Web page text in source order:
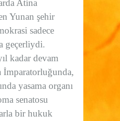
Atina
Yunan şehir
sadece
geçerliydi.
kadar devam
İmparatorluğunda,
yasama organı
senatosu
bir hukuk